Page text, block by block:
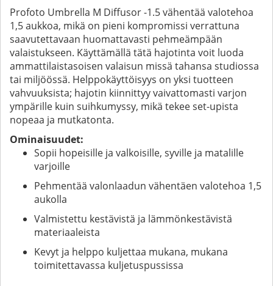
Profoto Umbrella M Diffusor -1.5 vähentää valotehoa
1,5 aukkoa, mikä on pieni kompromissi verrattuna
saavutettavaan huomattavasti pehmeämpään
valaistukseen. Käyttämällä tätä hajotinta voit luoda
ammattilaistasoisen valaisun missä tahansa studiossa
tai miljöössä. Helppokäyttöisyys on yksi tuotteen
vahvuuksista; hajotin kiinnittyy vaivattomasti varjon
ympärille kuin suihkumyssy, mikä tekee set-upista
nopeaa ja mutkatonta.
Ominaisuudet:
Sopii hopeisille ja valkoisille, syville ja matalille
varjoille
Pehmentää valonlaadun vähentäen valotehoa 1,5
aukolla
Valmistettu kestävistä ja lämmönkestävistä
materiaaleista
Kevyt ja helppo kuljettaa mukana, mukana
toimitettavassa kuljetuspussissa